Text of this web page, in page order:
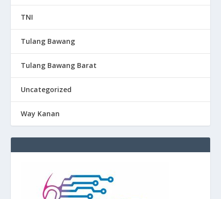
TNI
Tulang Bawang
Tulang Bawang Barat
Uncategorized
Way Kanan